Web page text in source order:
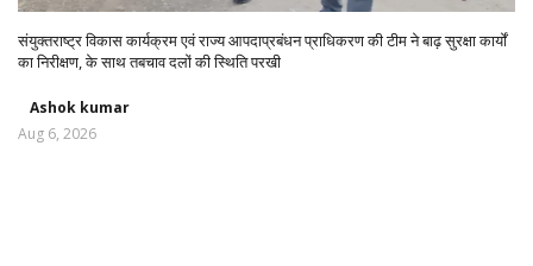
संयुक्तराष्ट्र विकास कार्यक्रम एवं राज्य आपदाप्रबंधन प्राधिकरण की टीम ने बाढ़ सुरक्षा कार्यों
का निरीक्षण, के साथ तबचाव दलों की स्थिति परखी
Ashok kumar
Aug 6, 2026